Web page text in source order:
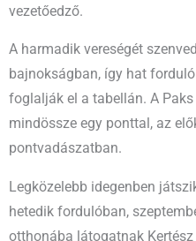
vezetőedző.
A harmadik vereségét
bajnokságban, így hat
foglalják el a tabellán. A Paks
mindössze egy ponttal, az
pontvadászatban.
Legközelebb idegenben
hetedik fordulóban,
otthonába látogatnak Kertész